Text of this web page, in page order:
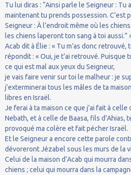
Tu lui diras : “Ainsi parle le Seigneur : Tu
maintenant tu prends possession. C’est
Seigneur : À l’endroit même où les
les chiens laperont ton sang à toi aussi.”
Acab dit à Élie : « Tu m’as donc retrouvé,
répondit : « Oui, je t’ai retrouvé. Puisque
ce qui est mal aux yeux du Seigneur,
je vais faire venir sur toi le malheur : je
j’exterminerai tous les mâles de ta
libres en Israël.
Je ferai à ta maison ce que j’ai fait à
Nebath, et à celle de Baasa, fils d’Ahias,
provoqué ma colère et fait pécher Israël.
Et le Seigneur a encore cette parole
dévoreront Jézabel sous les murs de la
Celui de la maison d’Acab qui mourra
chiens ; celui qui mourra dans la